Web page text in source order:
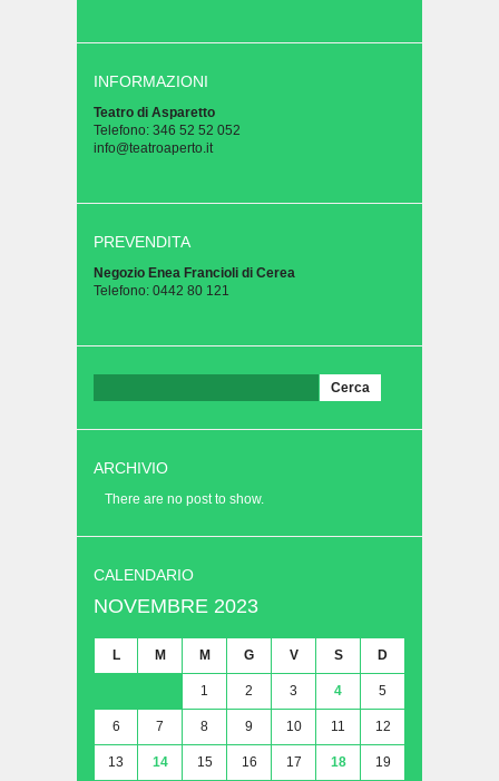
INFORMAZIONI
Teatro di Asparetto
Telefono: 346 52 52 052
info@teatroaperto.it
PREVENDITA
Negozio Enea Francioli di Cerea
Telefono: 0442 80 121
per:
ARCHIVIO
There are no post to show.
CALENDARIO
NOVEMBRE 2023
L M M G V S D
1 2 3 4 5
6 7 8 9 10 11 12
13 14 15 16 17 18 19